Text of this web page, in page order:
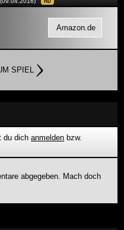
HD
Amazon.de
SPIEL
du dichanmelden bzw.
abgegeben. Mach doch